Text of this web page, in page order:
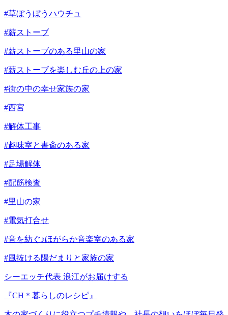
#草ぼうぼうハウチュ
#薪ストーブ
#薪ストーブのある里山の家
#薪ストーブを楽しむ丘の上の家
#街の中の幸せ家族の家
#西宮
#解体工事
#趣味室と書斎のある家
#足場解体
#配筋検査
#里山の家
#電気打合せ
#音を紡ぐ♪ほがらか音楽室のある家
#風抜ける陽だまりと家族の家
シーエッチ代表 浪江がお届けする
『CH＊暮らしのレシピ』